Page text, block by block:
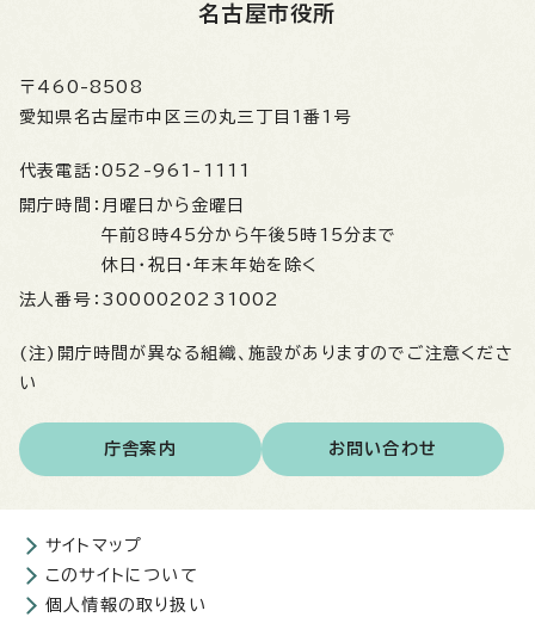
名古屋市役所
〒460-8508
愛知県名古屋市中区三の丸三丁目1番1号
代表電話： 052-961-1111
開庁時間： 月曜日から金曜日
午前8時45分から午後5時15分まで
休日・祝日・年末年始を除く
法人番号： 3000020231002
(注)開庁時間が異なる組織、施設がありますのでご注意くださ
い
庁舎案内 お問い合わせ
サイトマップ
このサイトについて
個人情報の取り扱い